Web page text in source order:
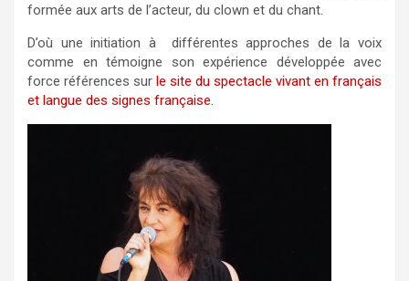
formée aux arts de l’acteur, du clown et du chant.
D’où une initiation à différentes approches de la voix
comme en témoigne son expérience développée avec
force références sur le site du spectacle vivant en français
et langue des signes française.